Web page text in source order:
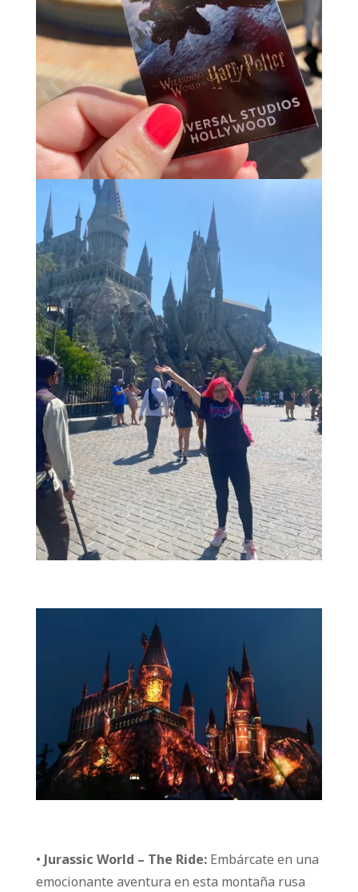
• Jurassic World – The Ride: Embárcate en una
emocionante aventura en esta montaña rusa